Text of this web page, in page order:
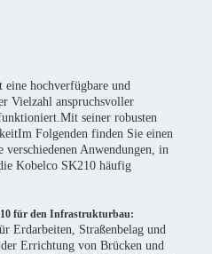
hochverfügbare und
Vielzahl anspruchsvoller
seiner robusten
Folgenden finden Sie einen
Anwendungen, in
Kobelco SK210 häufig
für den Infrastrukturbau:
Erdarbeiten, Straßenbelag und
Errichtung von Brücken und